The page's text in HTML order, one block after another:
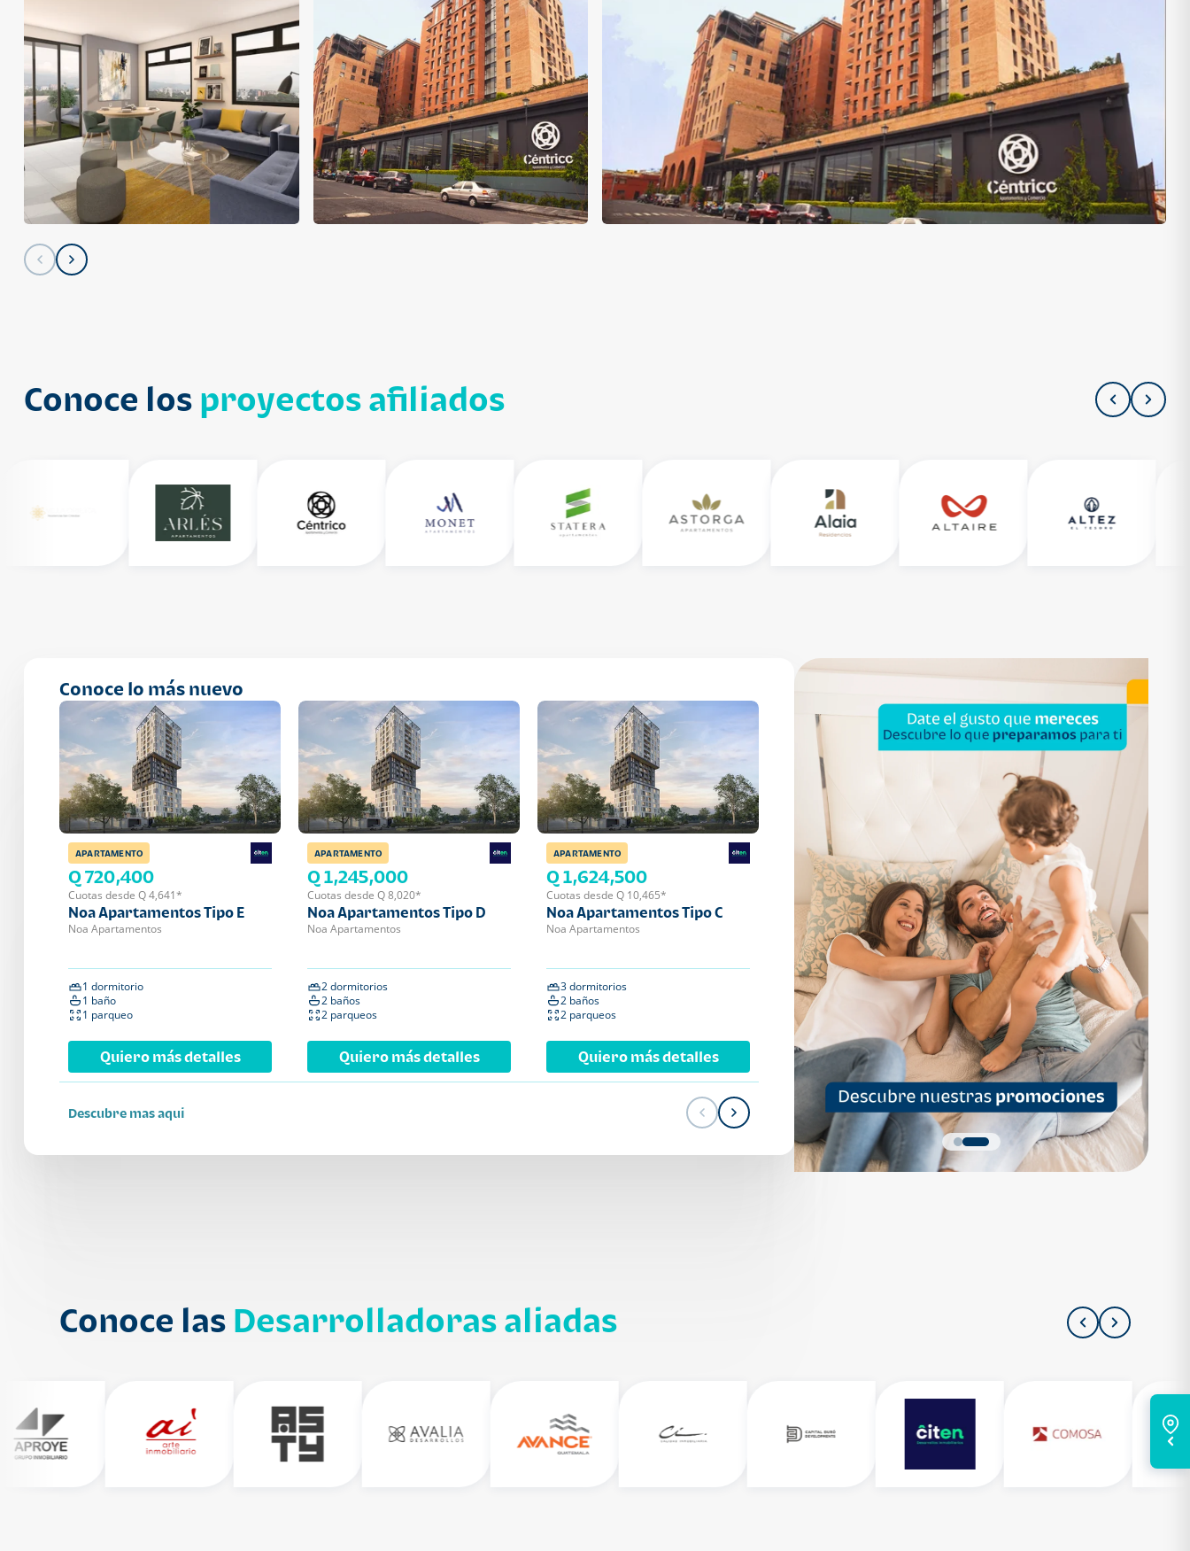
Conoce los proyectos afiliados
Conoce lo más nuevo
APARTAMENTO
Q 720,400
Cuotas desde Q 4,641*
Noa Apartamentos Tipo E
Noa Apartamentos
1 dormitorio
1 baño
1 parqueo
Quiero más detalles
APARTAMENTO
Q 1,245,000
Cuotas desde Q 8,020*
Noa Apartamentos Tipo D
Noa Apartamentos
2 dormitorios
2 baños
2 parqueos
Quiero más detalles
APARTAMENTO
Q 1,624,500
Cuotas desde Q 10,465*
Noa Apartamentos Tipo C
Noa Apartamentos
3 dormitorios
2 baños
2 parqueos
Quiero más detalles
APARTAMENTO
Q 1,136,200
Cuotas desde Q 7,319*
Noa Apartamentos Tipo B
Noa Apartamentos
2 dormitorios
2 baños
1 parqueo
Quiero más detalles
APARTAMENTO
Q 1,559,700
Cuotas desde Q 10,047*
Noa Apartamentos Tipo A
Noa Apartamentos
3 dormitorios
2 baños
2 parqueos
Quiero más detalles
Descubre mas aqui
Conoce las Desarrolladoras aliadas